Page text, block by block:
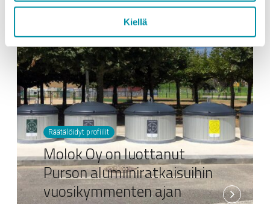
Kiellä
Räätälöidyt profiilit
Molok Oy on luottanut
Purson alumiiniratkaisuihin
vuosikymmenten ajan